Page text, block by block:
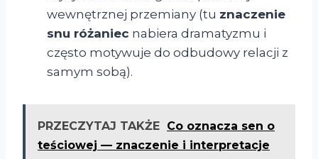
wewnętrznej przemiany (tu znaczenie
snu różaniec nabiera dramatyzmu i
często motywuje do odbudowy relacji z
samym sobą).
PRZECZYTAJ TAKŻE Co oznacza sen o
teściowej — znaczenie i interpretacje